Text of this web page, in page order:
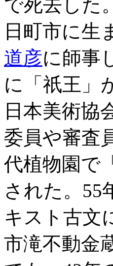
で死去した
日町市に生
道彦に師事
に「祇王」
日本美術協
委員や審査
代植物園で
された。55
キスト古文
市滝不動金